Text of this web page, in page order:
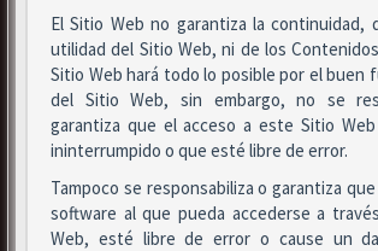
El Sitio Web no garantiza la continuidad,
utilidad del Sitio Web, ni de los
Sitio Web hará todo lo posible por el buen
del Sitio Web, sin embargo, no se
garantiza que el acceso a este Sitio
ininterrumpido o que esté libre de error.
Tampoco se responsabiliza o garantiza
software al que pueda accederse a
Web, esté libre de error o cause un